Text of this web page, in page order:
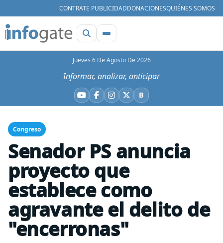
CONTRATE PUBLICIDADDONACIONESQUIÉNES SOMOS
Jueves 6 De Agosto De 2026
Informar, analizar, anticipar
YouTube
Facebook
Instagram
X BBluesky
Congreso
Senador PS anuncia
proyecto que
establece como
agravante el delito de
"encerronas"